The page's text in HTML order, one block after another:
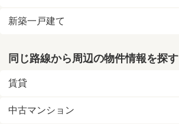
新築一戸建て
同じ路線から周辺の物件情報を探す
賃貸
中古マンション